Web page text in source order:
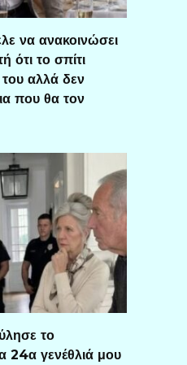
να ανακοινώσει
ότι το σπίτι
αλλά δεν
που θα τον
το
24α γενέθλιά μου